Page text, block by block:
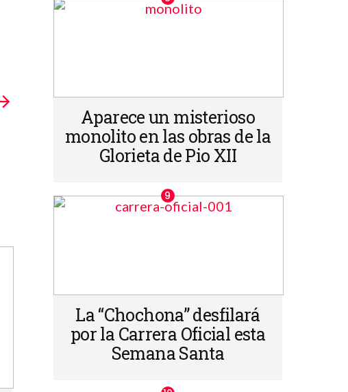
Aparece un misterioso
monolito en las obras de la
Glorieta de Pio XII
La “Chochona” desfilará
por la Carrera Oficial esta
Semana Santa